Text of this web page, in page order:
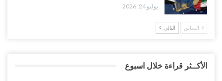
يوليو 24, 2026
السابق التالي
الأكــثر قراءة خلال اسبوع